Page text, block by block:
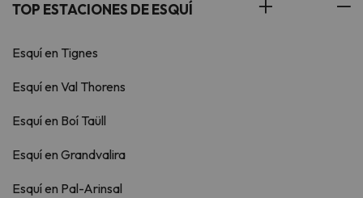
TOP ESTACIONES DE ESQUÍ
Esquí en Tignes
Esquí en Val Thorens
Esquí en Boí Taüll
Esquí en Grandvalira
Esquí en Pal-Arinsal